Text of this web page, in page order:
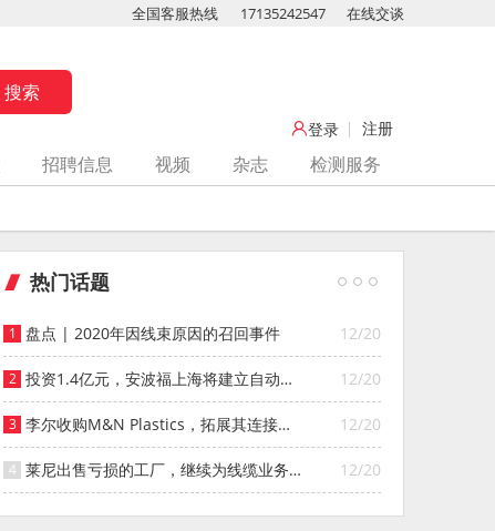
全国客服热线 17135242547 在线交谈
登录 注册
招聘信息 视频 杂志
检测服务
热门话题
12/20
盘点 | 2020年因线束原因的召回事件
12/20
投资1.4亿元，安波福上海将建立自动化
智能仓库
12/20
李尔收购M&N Plastics，拓展其连接器
系统业务
12/20
莱尼出售亏损的工厂，继续为线缆业务
寻找投资者